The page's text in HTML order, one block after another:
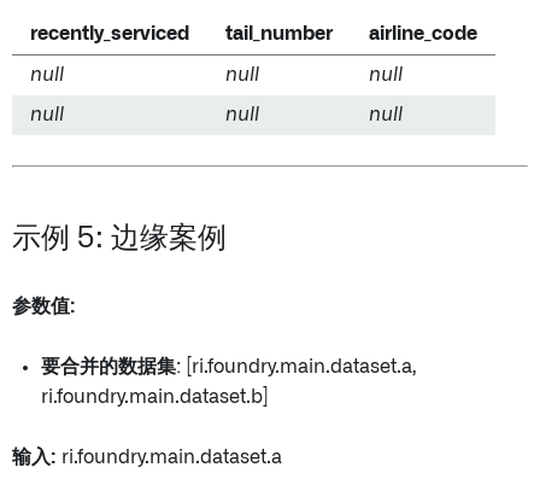
recently_serviced tail_number airline_code
null null null
null null null
示例 5: 边缘案例
参数值:
要合并的数据集: [ri.foundry.main.dataset.a,
ri.foundry.main.dataset.b]
输入: ri.foundry.main.dataset.a